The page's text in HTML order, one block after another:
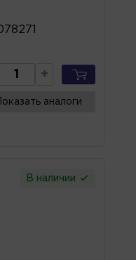
+
аналоги
В наличии